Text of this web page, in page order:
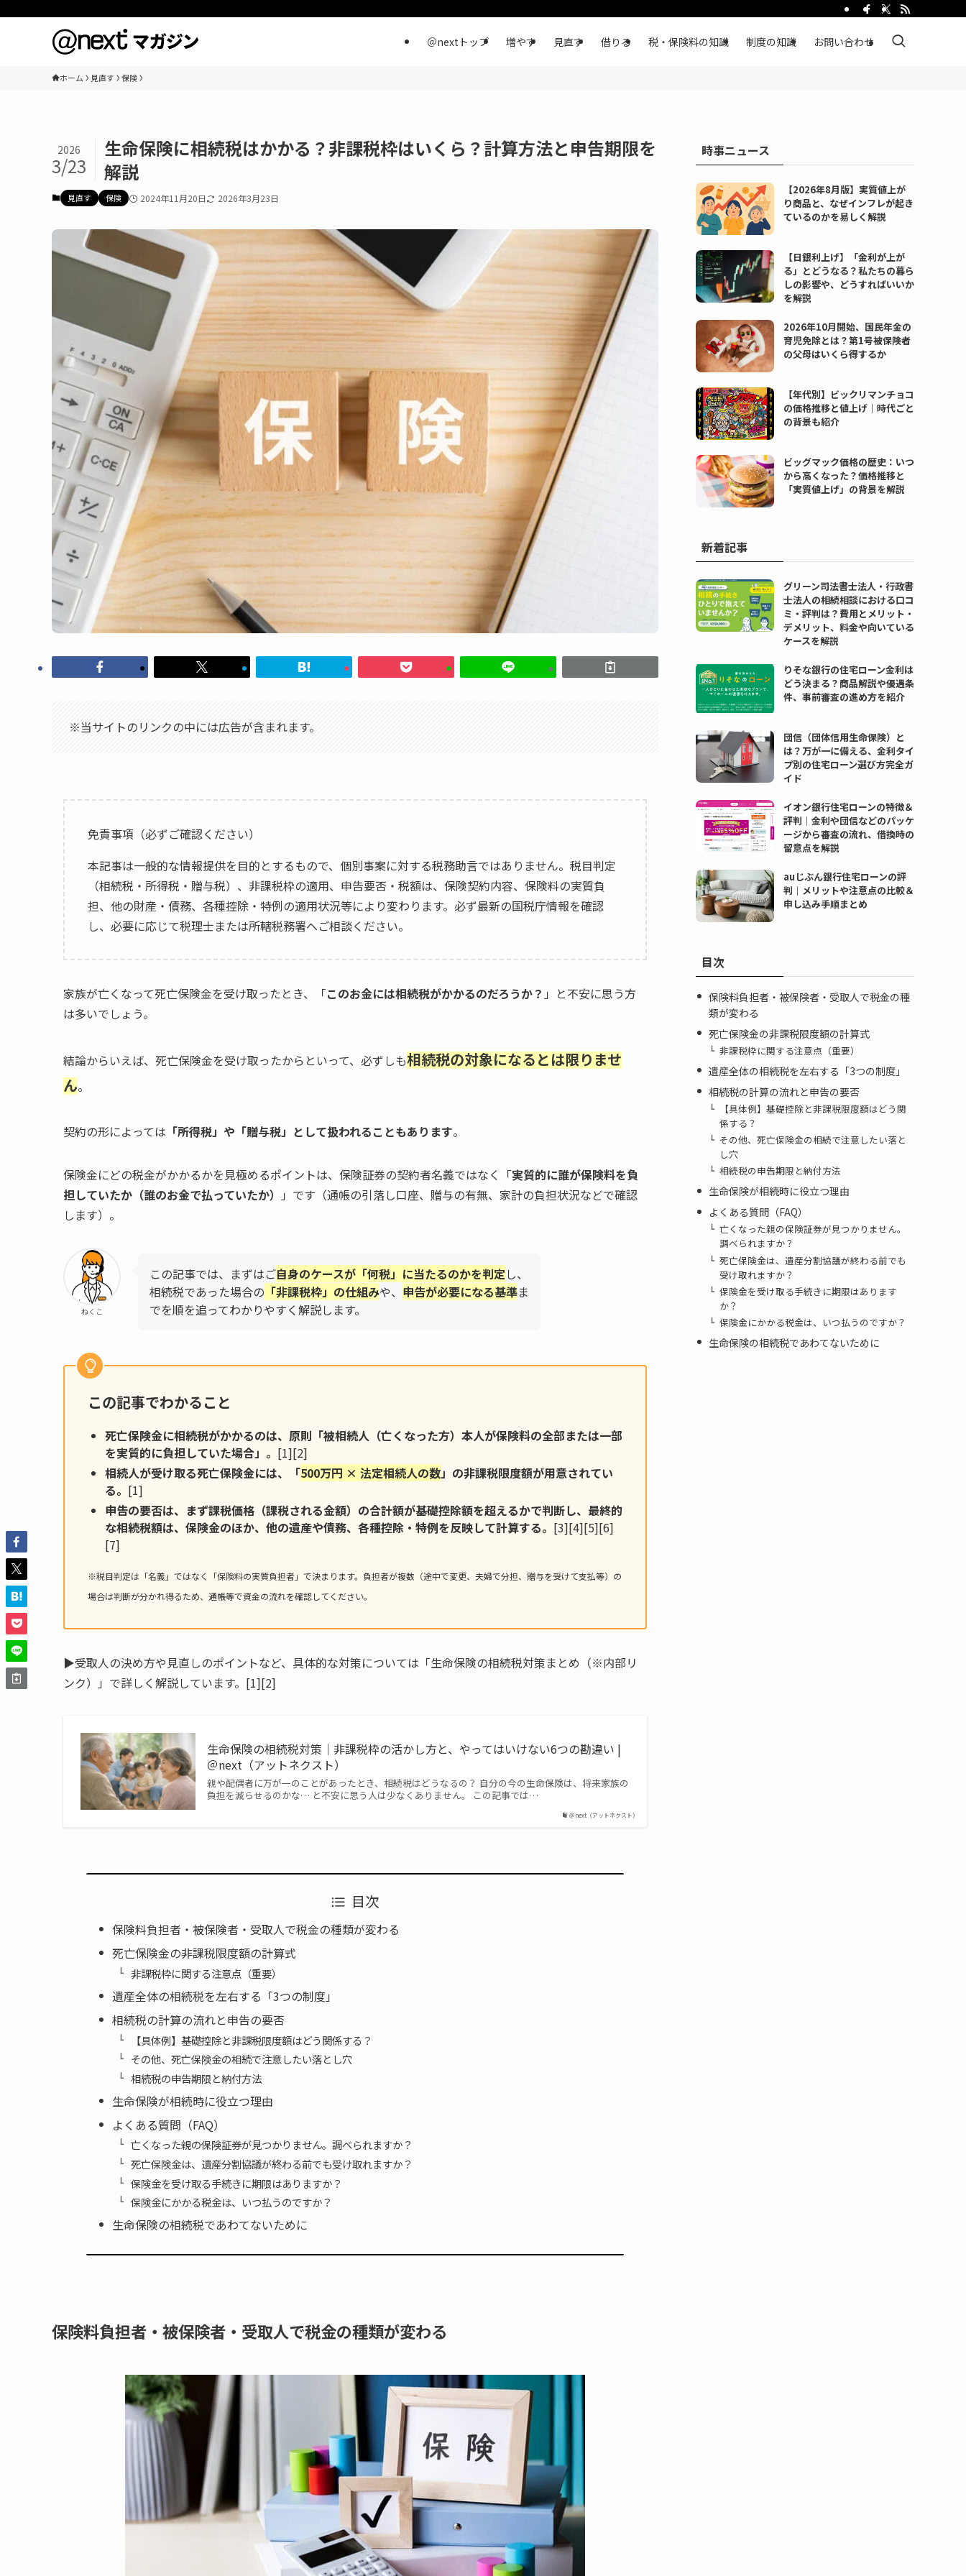
＠nextトップ 増やす 見直す 借りる 税・保険料の知識 制度の知識 お問い合わせ
ホーム 見直す 保険
生命保険に相続税はかかる？非課税枠はいくら？計算方法と申告期限を
解説
2026
3/23
見直す 保険 2024年11月20日 2026年3月23日
※当サイトのリンクの中には広告が含まれます。
免責事項（必ずご確認ください）
本記事は一般的な情報提供を目的とするもので、個別事案に対する税務助言ではありません。税目判定
（相続税・所得税・贈与税）、非課税枠の適用、申告要否・税額は、保険契約内容、保険料の実質負
担、他の財産・債務、各種控除・特例の適用状況等により変わります。必ず最新の国税庁情報を確認
し、必要に応じて税理士または所轄税務署へご相談ください。
家族が亡くなって死亡保険金を受け取ったとき、「このお金には相続税がかかるのだろうか？ 」と不安に思う方
は多いでしょう。
結論からいえば、死亡保険金を受け取ったからといって、必ずしも相続税の対象になるとは限りませ
ん。
契約の形によっては 「所得税」や「贈与税」として扱われることもあります。
保険金にどの税金がかかるかを見極めるポイントは、保険証券の契約者名義ではなく「実質的に誰が保険料を負
担していたか（誰のお金で払っていたか）
」です（通帳の引落し口座、贈与の有無、家計の負担状況などで確認
します）。
ねくこ
この記事では、まずはご自身のケースが「何税」に当たるのかを判定 し、
相続税であった場合の 「非課税枠」の仕組みや、 申告が必要になる基準ま
でを順を追ってわかりやすく解説します。
この記事でわかること
死亡保険金に相続税がかかるのは、原則「被相続人（亡くなった方）本人が保険料の全部または一部
を実質的に負担していた場合」。 [1][2]
相続人が受け取る死亡保険金には、「500万円 × 法定相続人の数」の非課税限度額が用意されてい
る。 [1]
申告の要否は、まず課税価格（課税される金額）の合計額が基礎控除額を超えるかで判断し、最終的
な相続税額は、保険金のほか、他の遺産や債務、各種控除・特例を反映して計算する。 [3][4][5][6]
[7]
※税目判定は「名義」ではなく「保険料の実質負担者」で決まります。負担者が複数（途中で変更、夫婦で分担、贈与を受けて支払等）の
場合は判断が分かれ得るため、通帳等で資金の流れを確認してください。
▶︎受取人の決め方や見直しのポイントなど、具体的な対策については「生命保険の相続税対策まとめ（※内部リ
ンク）」で詳しく解説しています。[1][2]
＠next（アットネクスト）
生命保険の相続税対策｜非課税枠の活かし方と、やってはいけない6つの勘違い |
＠next（アットネクスト）
親や配偶者に万が一のことがあったとき、相続税はどうなるの？ 自分の今の生命保険は、将来家族の
負担を減らせるのかな… と不安に思う人は少なくありません。 この記事では…
目次
保険料負担者・被保険者・受取人で税金の種類が変わる
死亡保険金の非課税限度額の計算式
非課税枠に関する注意点（重要）
遺産全体の相続税を左右する「3つの制度」
相続税の計算の流れと申告の要否
【具体例】基礎控除と非課税限度額はどう関係する？
その他、死亡保険金の相続で注意したい落とし穴
相続税の申告期限と納付方法
生命保険が相続時に役立つ理由
よくある質問（FAQ）
亡くなった親の保険証券が見つかりません。調べられますか？
死亡保険金は、遺産分割協議が終わる前でも受け取れますか？
保険金を受け取る手続きに期限はありますか？
保険金にかかる税金は、いつ払うのですか？
生命保険の相続税であわてないために
保険料負担者・被保険者・受取人で税金の種類が変わる
時事ニュース
【2026年8月版】実質値上が
り商品と、なぜインフレが起き
ているのかを易しく解説
【日銀利上げ】「金利が上が
る」とどうなる？私たちの暮ら
しの影響や、どうすればいいか
を解説
2026年10月開始、国民年金の
育児免除とは？第1号被保険者
の父母はいくら得するか
【年代別】ビックリマンチョコ
の価格推移と値上げ｜時代ごと
の背景も紹介
ビッグマック価格の歴史：いつ
から高くなった？価格推移と
「実質値上げ」の背景を解説
新着記事
グリーン司法書士法人・行政書
士法人の相続相談における口コ
ミ・評判は？費用とメリット・
デメリット、料金や向いている
ケースを解説
りそな銀行の住宅ローン金利は
どう決まる？商品解説や優遇条
件、事前審査の進め方を紹介
団信（団体信用生命保険）と
は？万が一に備える、金利タイ
プ別の住宅ローン選び方完全ガ
イド
イオン銀行住宅ローンの特徴＆
評判｜金利や団信などのパッケ
ージから審査の流れ、借換時の
留意点を解説
auじぶん銀行住宅ローンの評
判｜メリットや注意点の比較＆
申し込み手順まとめ
目次
保険料負担者・被保険者・受取人で税金の種
類が変わる
死亡保険金の非課税限度額の計算式
非課税枠に関する注意点（重要）
遺産全体の相続税を左右する「3つの制度」
相続税の計算の流れと申告の要否
【具体例】基礎控除と非課税限度額はどう関
係する？
その他、死亡保険金の相続で注意したい落と
し穴
相続税の申告期限と納付方法
生命保険が相続時に役立つ理由
よくある質問（FAQ）
亡くなった親の保険証券が見つかりません。
調べられますか？
死亡保険金は、遺産分割協議が終わる前でも
受け取れますか？
保険金を受け取る手続きに期限はあります
か？
保険金にかかる税金は、いつ払うのですか？
生命保険の相続税であわてないために